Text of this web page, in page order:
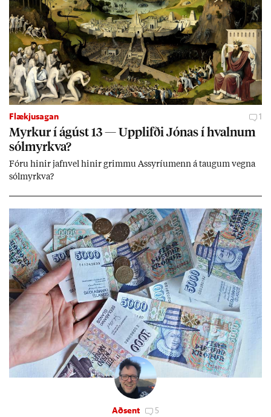
Flækjusagan 1
Myrk­ur í ág­úst 13 — Upp­lifði Jón­as í hvaln­um
sól­myrkva?
Fóru hinir jafn­vel hinir grimmu Ass­yríu­menn á taug­um vegna
sól­myrkva?
Aðsent 5